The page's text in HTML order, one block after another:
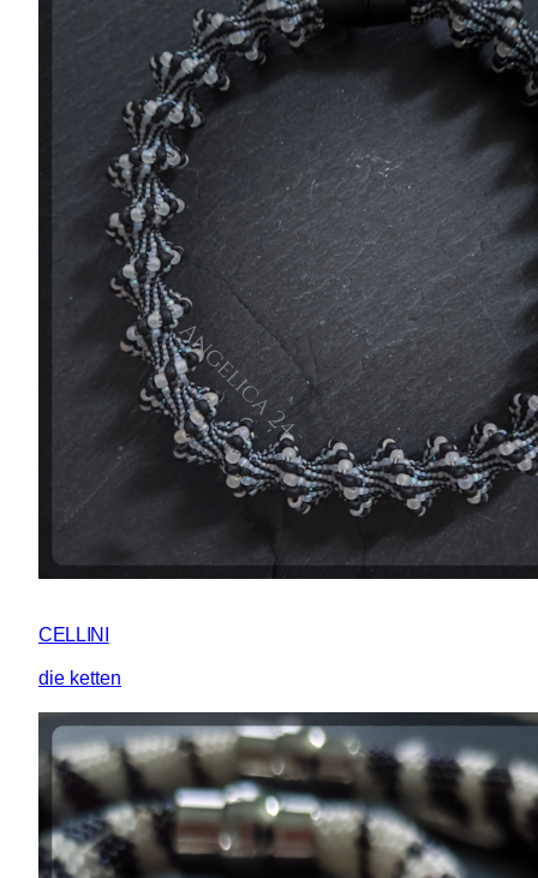
CELLINI
die ketten